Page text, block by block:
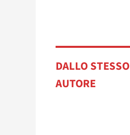
DALLO STESSO
AUTORE